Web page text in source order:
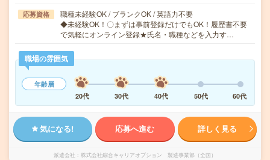
応募資格
職種未経験OK / ブランクOK / 英語力不要
◆未経験OK！〇まずは事前登録だけでもOK！履歴書不要
で気軽にオンライン登録★氏名・職種などを入力す…
職場の雰囲気
年齢層
20代
30代 40代 50代 60代
気になる! 応募へ進む 詳しく見る
派遣会社 株式会社綜合キャリアオプション 製造事業部（全国）